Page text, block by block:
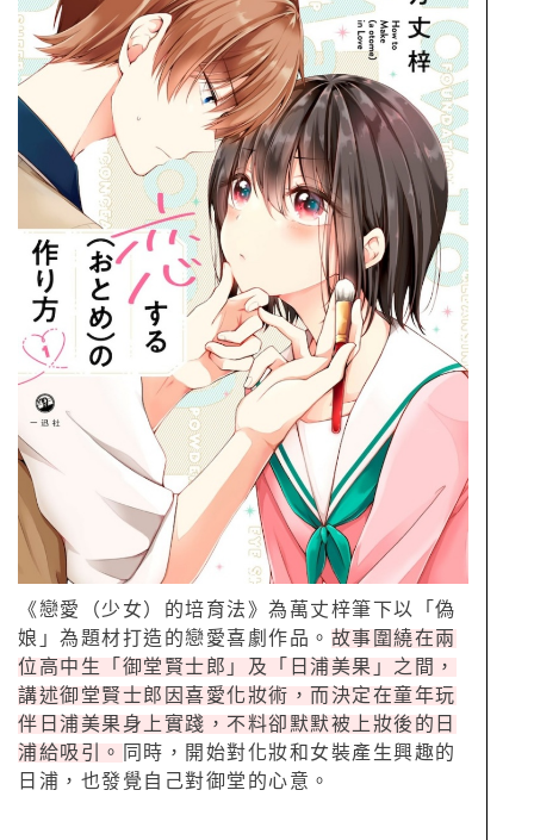
《戀愛（少女）的培育法》為萬丈梓筆下以「偽
娘」為題材打造的戀愛喜劇作品。 故事圍繞在兩
位高中生「御堂賢士郎」及「日浦美果」之間，
講述御堂賢士郎因喜愛化妝術，而決定在童年玩
伴日浦美果身上實踐，不料卻默默被上妝後的日
浦給吸引。
同時，開始對化妝和女裝產生興趣的
日浦，也發覺自己對御堂的心意。